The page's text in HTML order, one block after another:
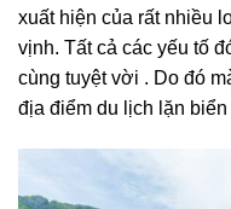
xuất hiện của rất nhiều
vịnh. Tất cả các yếu tố
cùng tuyệt vời . Do đó
địa điểm du lịch lặn biển